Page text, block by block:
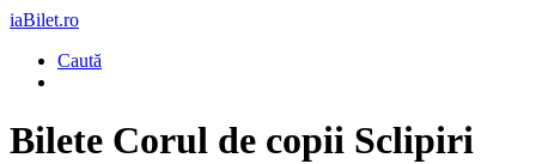
iaBilet.ro
Caută
Bilete Corul de copii Sclipiri